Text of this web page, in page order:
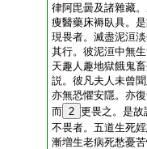
律阿毘曇及諸雜藏
痩醫藥床褥臥具。
現畏者。滅盡泥洹
其行。彼泥洹中無
天趣人趣地獄餓鬼
説。彼凡夫人未曾
亦無恐懼安隱。亦
而 2 更畏之。是故
不畏者。五道生死
漸増生老病死愁憂